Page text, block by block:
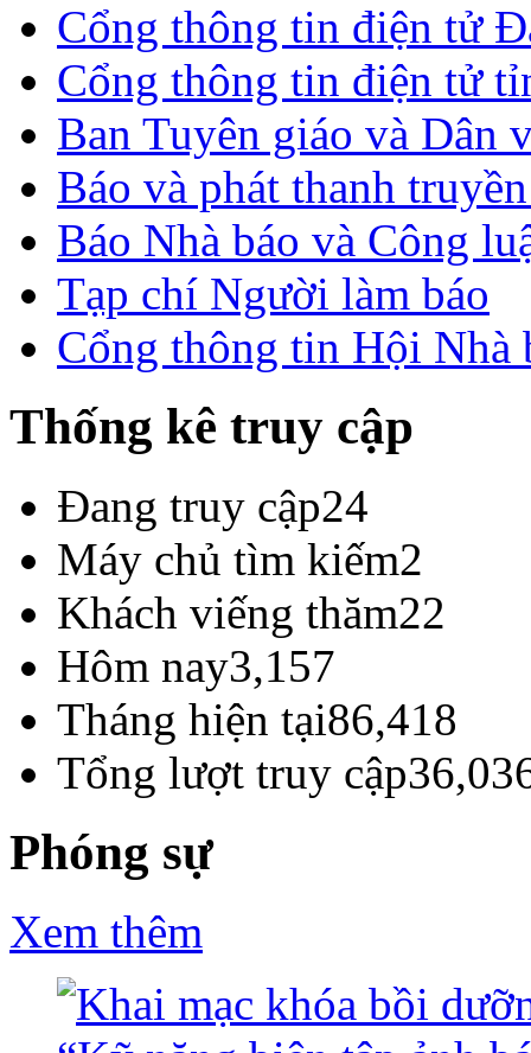
Cổng thông tin điện tử
Cổng thông tin điện tử
Ban Tuyên giáo và Dân
Báo và phát thanh
Báo Nhà báo và Công
Tạp chí Người làm báo
Cổng thông tin Hội Nhà
Thống kê truy cập
Đang truy cập24
Máy chủ tìm kiếm2
Khách viếng thăm22
Hôm nay3,157
Tháng hiện tại86,418
Tổng lượt truy cập
Phóng sự
Xem thêm